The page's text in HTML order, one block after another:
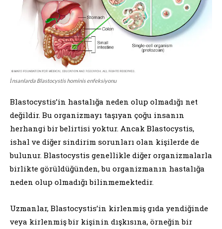
İnsanlarda Blastocystis hominis enfeksiyonu
Blastocystis’in hastalığa neden olup olmadığı net
değildir. Bu organizmayı taşıyan çoğu insanın
herhangi bir belirtisi yoktur. Ancak Blastocystis,
ishal ve diğer sindirim sorunları olan kişilerde de
bulunur. Blastocystis genellikle diğer organizmalarla
birlikte görüldüğünden, bu organizmanın hastalığa
neden olup olmadığı bilinmemektedir.
Uzmanlar, Blastocystis’in kirlenmiş gıda yendiğinde
veya kirlenmiş bir kişinin dışkısına, örneğin bir